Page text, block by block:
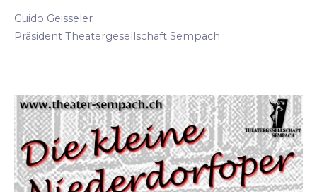
Guido Geisseler
Präsident Theatergesellschaft Sempach